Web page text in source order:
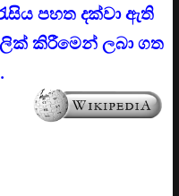
පහත දක්වා ඇති
කිරීමෙන් ලබා ගත